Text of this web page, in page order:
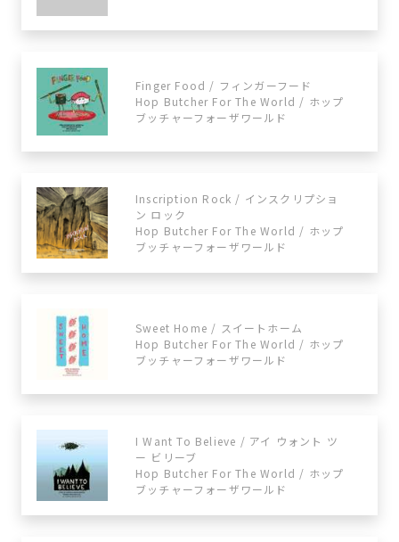
Finger Food / フィンガーフード
Hop Butcher For The World / ホップ
ブッチャーフォーザワールド
Inscription Rock / インスクリプショ
ン ロック
Hop Butcher For The World / ホップ
ブッチャーフォーザワールド
Sweet Home / スイートホーム
Hop Butcher For The World / ホップ
ブッチャーフォーザワールド
I Want To Believe / アイ ウォント ツ
ー ビリーブ
Hop Butcher For The World / ホップ
ブッチャーフォーザワールド